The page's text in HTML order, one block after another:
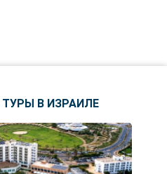
В ИЗРАИЛЕ